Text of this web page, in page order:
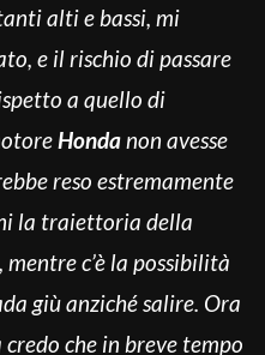
alti e bassi, mi
e il rischio di passare
a quello di
Hondanon avesse
reso estremamente
la traiettoria della
c’è la possibilità
giù anziché salire. Ora
che in breve tempo